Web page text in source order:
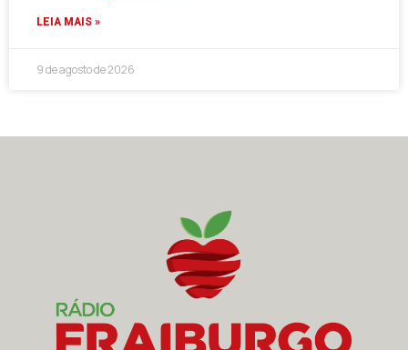
LEIA MAIS »
9 de agosto de 2026